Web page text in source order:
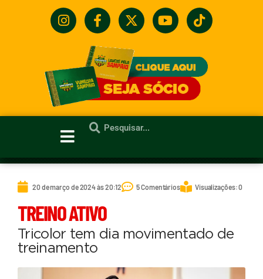
20 de março de 2024 às 20:12 5 Comentários Visualizações: 0
TREINO ATIVO
Tricolor tem dia movimentado de
treinamento